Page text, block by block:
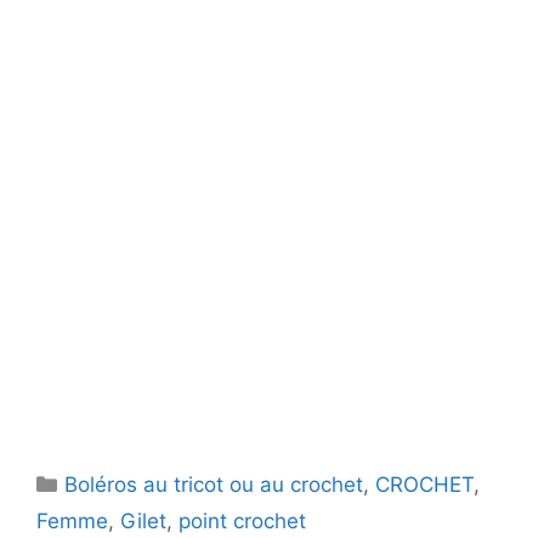
Catégories
Boléros au tricot ou au crochet, CROCHET,
Femme, Gilet, point crochet